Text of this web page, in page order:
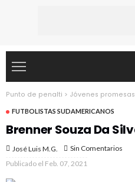
Punto de penalti > Jóvenes promesas
FUTBOLISTAS SUDAMERICANOS
Brenner Souza Da
José Luis M.G.
Sin Comentarios
Publicado el Feb. 07, 2021